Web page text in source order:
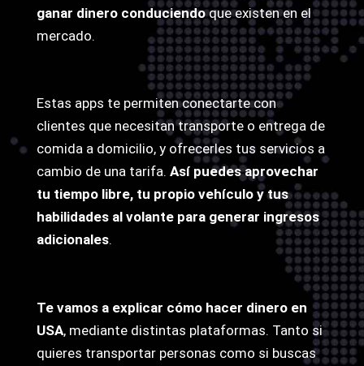
ganar dinero conduciendoque existen en el
mercado.
Estas apps te permiten conectarte con
clientes que necesitan transporte o entrega de
comida a domicilio, y ofrecerles tus servicios a
cambio de una tarifa. Así puedes aprovechar
tu tiempo libre, tu propio vehículo y tus
habilidades al volante para generar ingresos
adicionales.
Te vamos a explicar cómo hacer dinero en
USA, mediante distintas plataformas. Tanto si
quieres transportar personas como si buscas